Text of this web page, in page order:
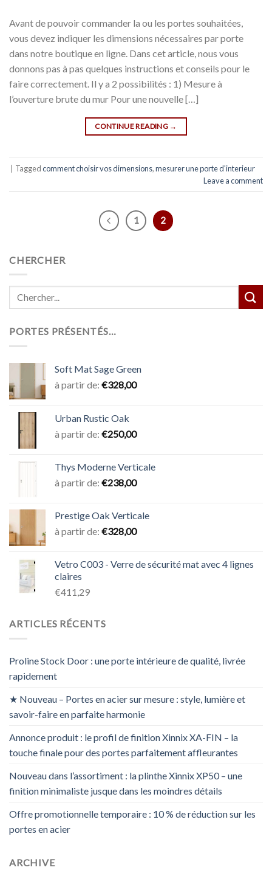
Avant de pouvoir commander la ou les portes souhaitées,
vous devez indiquer les dimensions nécessaires par porte
dans notre boutique en ligne. Dans cet article, nous vous
donnons pas à pas quelques instructions et conseils pour le
faire correctement. Il y a 2 possibilités : 1) Mesure à
l’ouverture brute du mur Pour une nouvelle […]
CONTINUE READING →
Taggedcomment choisir vos dimensions,mesurer une porte d'interieur
Leave a comment
1 2
CHERCHER
PORTES PRÉSENTÉS…
Soft Mat Sage Green
à partir de: €328,00
Urban Rustic Oak
à partir de: €250,00
Thys Moderne Verticale
à partir de: €238,00
Prestige Oak Verticale
à partir de: €328,00
Vetro C003 - Verre de sécurité mat avec 4 lignes
claires
€411,29
ARTICLES RÉCENTS
Proline Stock Door : une porte intérieure de qualité, livrée
rapidement
★ Nouveau – Portes en acier sur mesure : style, lumière et
savoir-faire en parfaite harmonie
Annonce produit : le profil de finition Xinnix XA-FIN – la
touche finale pour des portes parfaitement affleurantes
Nouveau dans l’assortiment : la plinthe Xinnix XP50 – une
finition minimaliste jusque dans les moindres détails
Offre promotionnelle temporaire : 10 % de réduction sur les
portes en acier
ARCHIVE